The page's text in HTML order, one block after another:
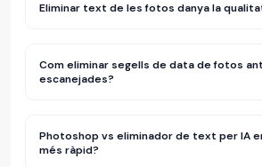
Eliminar text de les fotos danya la
Com eliminar segells de data de fotos
escanejades?
Photoshop vs eliminador de text per IA
més ràpid?